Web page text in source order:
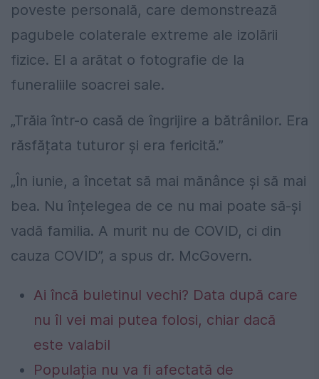
poveste personală, care demonstrează
pagubele colaterale extreme ale izolării
fizice. El a arătat o fotografie de la
funeraliile soacrei sale.
„Trăia într-o casă de îngrijire a bătrânilor. Era
răsfățata tuturor și era fericită.”
„În iunie, a încetat să mai mănânce și să mai
bea. Nu înțelegea de ce nu mai poate să-și
vadă familia. A murit nu de COVID, ci din
cauza COVID”, a spus dr. McGovern.
Ai încă buletinul vechi? Data după care
nu îl vei mai putea folosi, chiar dacă
este valabil
Populația nu va fi afectată de